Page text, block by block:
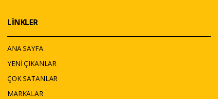
LİNKLER
ANA SAYFA
YENİ ÇIKANLAR
ÇOK SATANLAR
MARKALAR